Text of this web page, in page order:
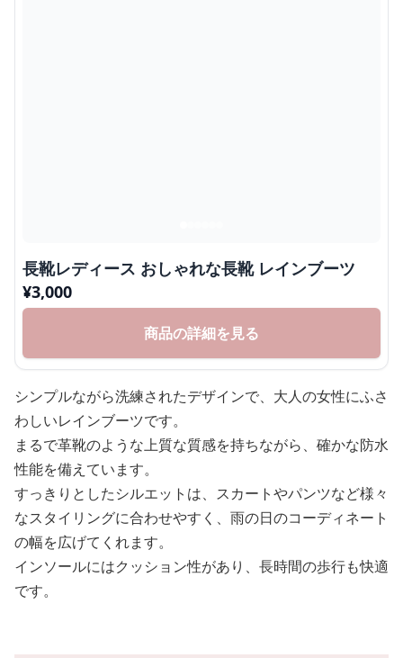
長靴レディース おしゃれな長靴 レインブーツ
¥3,000
商品の詳細を見る
シンプルながら洗練されたデザインで、大人の女性にふさ
わしいレインブーツです。
まるで革靴のような上質な質感を持ちながら、確かな防水
性能を備えています。
すっきりとしたシルエットは、スカートやパンツなど様々
なスタイリングに合わせやすく、雨の日のコーディネート
の幅を広げてくれます。
インソールにはクッション性があり、長時間の歩行も快適
です。